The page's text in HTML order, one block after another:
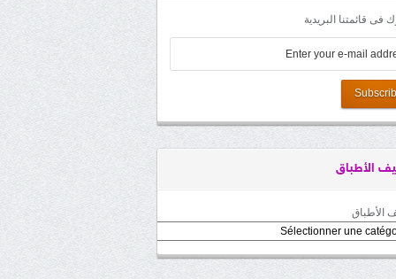
فى قائمتنا البريدية
الأطباق
الأطباق